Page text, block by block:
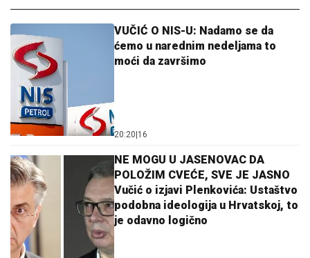
VUČIĆ O NIS-U: Nadamo se da
ćemo u narednim nedeljama to
moći da završimo
20:20 16
NE MOGU U JASENOVAC DA
POLOŽIM CVEĆE, SVE JE JASNO
Vučić o izjavi Plenkovića: Ustaštvo
podobna ideologija u Hrvatskoj, to
je odavno logično